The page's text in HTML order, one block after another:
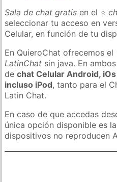
Sala de chat gratis en el ⭐
seleccionar tu acceso en
Celular, en función de tu
En QuieroChat ofrecemos el
LatinChat sin java. En
dechat Celular Android,
incluso iPod, tanto para el
Latin Chat.
En caso de que accedas
única opción disponible es
dispositivos no reproducen